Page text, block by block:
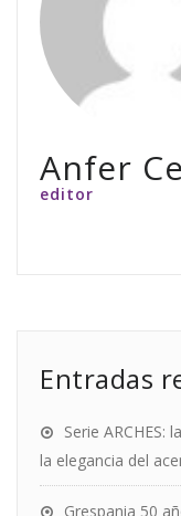
Anfer
editor
Entradas
Serie ARCHES:
la elegancia del
Grespania 50